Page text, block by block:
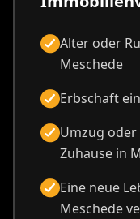
Alter oder
Meschede
Erbschaft
Umzug oder
Zuhause in
Eine neue
Meschede